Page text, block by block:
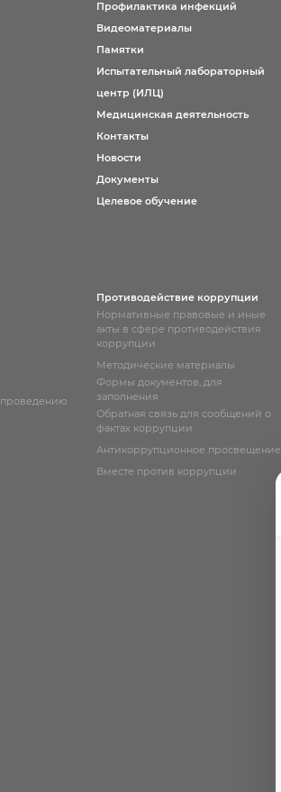
Профилактика инфекций
Видеоматериалы
Памятки
Испытательный лабораторный
центр (ИЛЦ)
Медицинская деятельность
Контакты
Новости
Документы
Целевое обучение
проведению
Противодействие коррупции
Нормативные правовые и иные
акты в сфере противодействия
коррупции
Методические материалы
Формы документов, для
заполнения
Обратная связь для сообщений о
фактах коррупции
Антикоррупционное просвещение
Вместе против коррупции